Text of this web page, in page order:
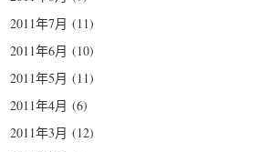
2011年7月 (11)
2011年6月 (10)
2011年5月 (11)
2011年4月 (6)
2011年3月 (12)